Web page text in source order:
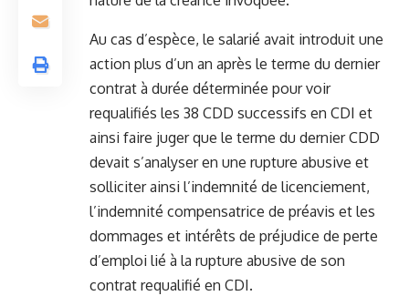
Au cas d’espèce, le salarié avait introduit une
action plus d’un an après le terme du dernier
contrat à durée déterminée pour voir
requalifiés les 38 CDD successifs en CDI et
ainsi faire juger que le terme du dernier CDD
devait s’analyser en une rupture abusive et
solliciter ainsi l’indemnité de licenciement,
l’indemnité compensatrice de préavis et les
dommages et intérêts de préjudice de perte
d’emploi lié à la rupture abusive de son
contrat requalifié en CDI.